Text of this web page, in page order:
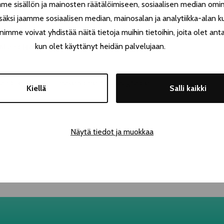
sisällön ja mainosten räätälöimiseen, sosiaalisen median
jaamme sosiaalisen median, mainosalan ja analytiikka-alan
voivat yhdistää näitä tietoja muihin tietoihin, joita olet
kun olet käyttänyt heidän palvelujaan.
Kiellä Salli kaikki
Näytä tiedot ja muokkaa
can't see anywhere else! This hilarious
Jenna Teiniläand it is all about the
tell us, we'll make something laughable